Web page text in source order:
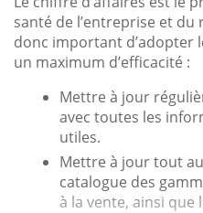
santé de l’entreprise et du
donc important d’adopter
un maximum d’efficacité :
Mettre à jour
avec toutes les
utiles.
Mettre à jour tout
catalogue des
à la vente, ainsi